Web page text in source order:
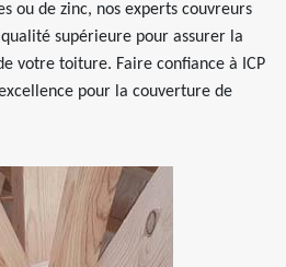
ou de zinc, nos experts couvreurs
supérieure pour assurer la
votre toiture. Faire confiance à ICP
pour la couverture de